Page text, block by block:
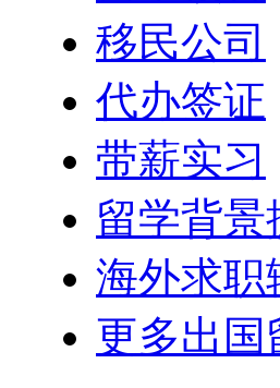
移民公司
代办签证
带薪实习
留学背景
海外求职
更多出国